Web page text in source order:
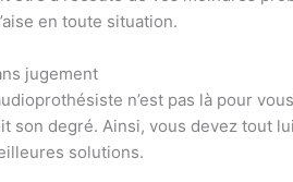
en toute situation.
jugement
n’est pas là pour
son degré. Ainsi, vous devez tout
solutions.